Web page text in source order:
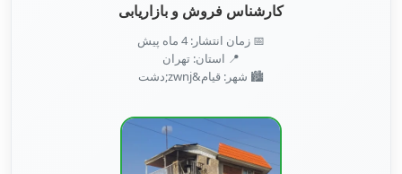
کارشناس فروش و بازاریابی
📅 زمان انتشار: 4 ماه پیش
📍 استان: تهران
🏙️ شهر: قیام&zwnj;دشت